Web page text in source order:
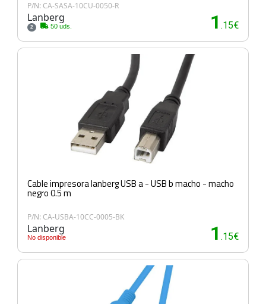
P/N: CA-SASA-10CU-0050-R
Lanberg
2 50 uds. 1 .15€
Cable impresora lanberg USB a - USB b macho - macho
negro 0.5 m
P/N: CA-USBA-10CC-0005-BK
Lanberg
No disponible 1 .15€